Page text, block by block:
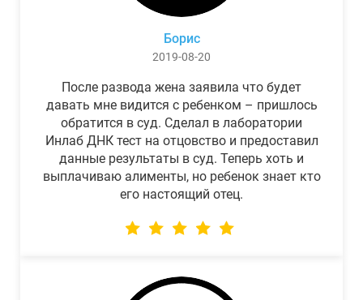
Борис
2019-08-20
После развода жена заявила что будет
давать мне видится с ребенком – пришлось
обратится в суд. Сделал в лаборатории
Инлаб ДНК тест на отцовство и предоставил
данные результаты в суд. Теперь хоть и
выплачиваю алименты, но ребенок знает кто
его настоящий отец.